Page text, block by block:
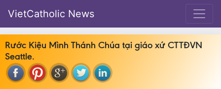
VietCatholic News
Rước Kiệu Mình Thánh Chúa tại giáo xứ CTTĐVN
Seattle.